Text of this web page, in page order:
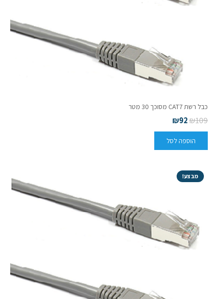
כבל רשת CAT7 מסוכך 30 מטר
₪109
₪92
הוספה לסל
מבצע!